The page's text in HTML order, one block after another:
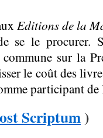
Editions de la
se le procurer.
sur la
le coût des
participant
Scriptum)